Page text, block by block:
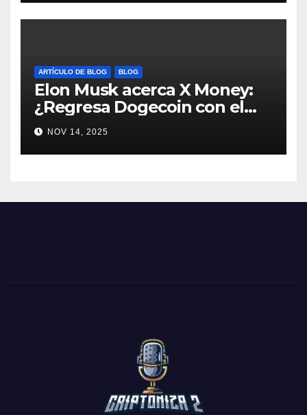
ARTÍCULO DE BLOG BLOG
Elon Musk acerca X Money:
¿Regresa Dogecoin con el
nuevo pago nativo? #Cripto
#Dogecoin
NOV 14, 2025